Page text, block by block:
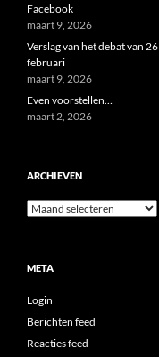
Facebook
maart 9, 2026
Verslag van het debat van 26
februari
maart 9, 2026
Even voorstellen…
maart 2, 2026
ARCHIEVEN
Archieven
META
Login
Berichten feed
Reacties feed